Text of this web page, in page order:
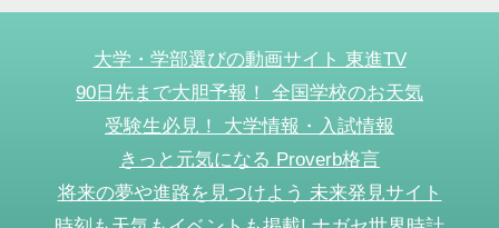
大学・学部選びの動画サイト 東進TV
90日先まで大胆予報！ 全国学校のお天気
受験生必見！ 大学情報・入試情報
きっと元気になる Proverb格言
将来の夢や進路を見つけよう 未来発見サイト